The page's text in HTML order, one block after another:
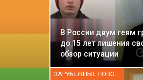
В России двум геям
до 15 лет лишения
обзор ситуации